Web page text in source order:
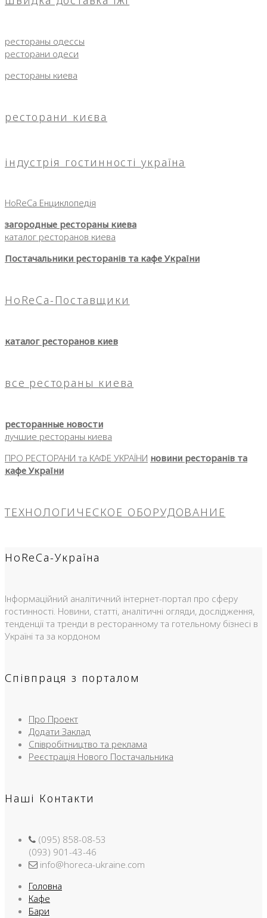
рестораны одессы
ресторани одеси
рестораны киева
ресторани києва
індустрія гостинності україна
HoReCa Енциклопедія
загородные рестораны киева
каталог ресторанов киева
Постачальники ресторанів та кафе України
HoReCa-Поставщики
каталог ресторанов киев
все рестораны киева
ресторанные новости
лучшие рестораны киева
ПРО РЕСТОРАНИ та КАФЕ УКРАЇНИ новини ресторанів та
кафе України
ТЕХНОЛОГИЧЕСКОЕ ОБОРУДОВАНИЕ
HoReCa-Україна
Інформаційний аналітичний інтернет-портал про сферу
гостинності. Новини, статті, аналітичні огляди, дослідження,
тенденції та тренди в ресторанному та готельному бізнесі в
Україні та за кордоном
Співпраця з порталом
Про Проект
Додати Заклад
Співробітництво та реклама
Реєстрація Нового Постачальника
Наші Контакти
(095) 858-08-53
(093) 901-43-46
info@horeca-ukraine.com
Головна
Кафе
Бари